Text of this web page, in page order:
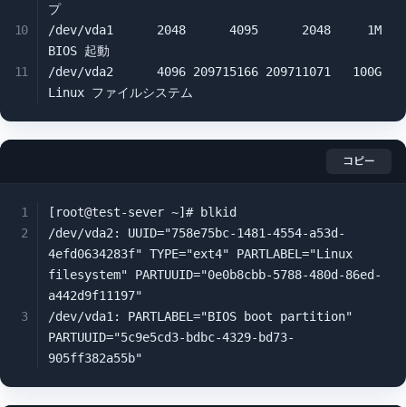
プ
/dev/vda1      2048      4095      2048     1M
BIOS 起動
/dev/vda2      4096 209715166 209711071   100G
Linux ファイルシステム
コピー
[root@test-sever ~]# blkid
/dev/vda2: UUID="758e75bc-1481-4554-a53d-
4efd0634283f" TYPE="ext4" PARTLABEL="Linux
filesystem" PARTUUID="0e0b8cbb-5788-480d-86ed-
a442d9f11197"
/dev/vda1: PARTLABEL="BIOS boot partition"
PARTUUID="5c9e5cd3-bdbc-4329-bd73-
905ff382a55b"